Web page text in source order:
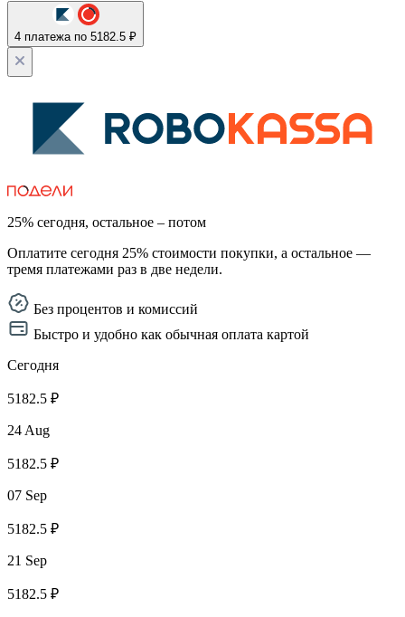
4 платежа по 5182.5 ₽
25% сегодня, остальное – потом
Оплатите сегодня 25% стоимости покупки, а остальное —
тремя платежами раз в две недели.
Без процентов и комиссий
Быстро и удобно как обычная оплата картой
Сегодня
5182.5 ₽
24 Aug
5182.5 ₽
07 Sep
5182.5 ₽
21 Sep
5182.5 ₽